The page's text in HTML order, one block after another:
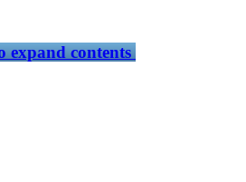
expand contents